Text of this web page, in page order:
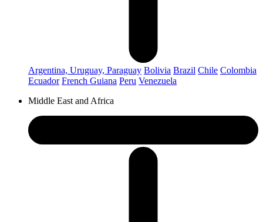
Argentina, Uruguay, Paraguay Bolivia Brazil Chile Colombia
Ecuador French Guiana Peru Venezuela
Middle East and Africa